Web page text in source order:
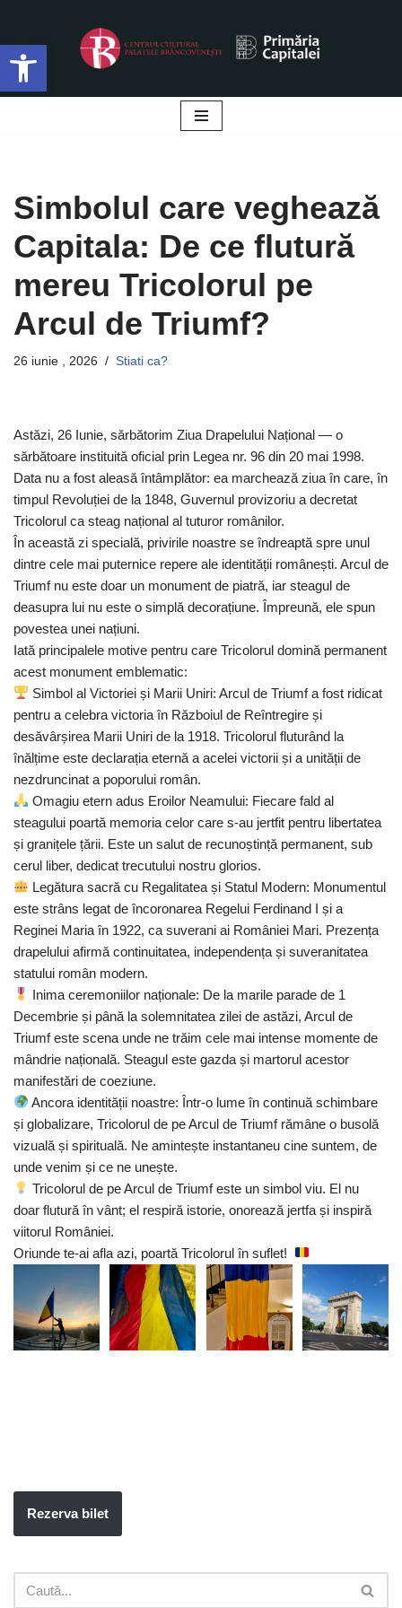
Deschide bara de unelte
Sari
la
conținut
Simbolul care veghează
Capitala: De ce flutură
mereu Tricolorul pe
Arcul de Triumf?
26 iunie , 2026 Stiati ca?
Astăzi, 26 Iunie, sărbătorim Ziua Drapelului Național — o
sărbătoare instituită oficial prin Legea nr. 96 din 20 mai 1998.
Data nu a fost aleasă întâmplător: ea marchează ziua în care, în
timpul Revoluției de la 1848, Guvernul provizoriu a decretat
Tricolorul ca steag național al tuturor românilor.
​În această zi specială, privirile noastre se îndreaptă spre unul
dintre cele mai puternice repere ale identității românești. Arcul de
Triumf nu este doar un monument de piatră, iar steagul de
deasupra lui nu este o simplă decorațiune. Împreună, ele spun
povestea unei națiuni.
​Iată principalele motive pentru care Tricolorul domină permanent
acest monument emblematic:
Simbol al Victoriei și Marii Uniri: Arcul de Triumf a fost ridicat
pentru a celebra victoria în Războiul de Reîntregire și
desăvârșirea Marii Uniri de la 1918. Tricolorul fluturând la
înălțime este declarația eternă a acelei victorii și a unității de
nezdruncinat a poporului român.
Omagiu etern adus Eroilor Neamului: Fiecare fald al
steagului poartă memoria celor care s-au jertfit pentru libertatea
și granițele țării. Este un salut de recunoștință permanent, sub
cerul liber, dedicat trecutului nostru glorios.
Legătura sacră cu Regalitatea și Statul Modern: Monumentul
este strâns legat de încoronarea Regelui Ferdinand I și a
Reginei Maria în 1922, ca suverani ai României Mari. Prezența
drapelului afirmă continuitatea, independența și suveranitatea
statului român modern.
Inima ceremoniilor naționale: De la marile parade de 1
Decembrie și până la solemnitatea zilei de astăzi, Arcul de
Triumf este scena unde ne trăim cele mai intense momente de
mândrie națională. Steagul este gazda și martorul acestor
manifestări de coeziune.
Ancora identității noastre: Într-o lume în continuă schimbare
și globalizare, Tricolorul de pe Arcul de Triumf rămâne o busolă
vizuală și spirituală. Ne amintește instantaneu cine suntem, de
unde venim și ce ne unește.
Tricolorul de pe Arcul de Triumf este un simbol viu. El nu
doar flutură în vânt; el respiră istorie, onorează jertfa și inspiră
viitorul României.
Oriunde te-ai afla azi, poartă Tricolorul în suflet! ​
Rezerva bilet